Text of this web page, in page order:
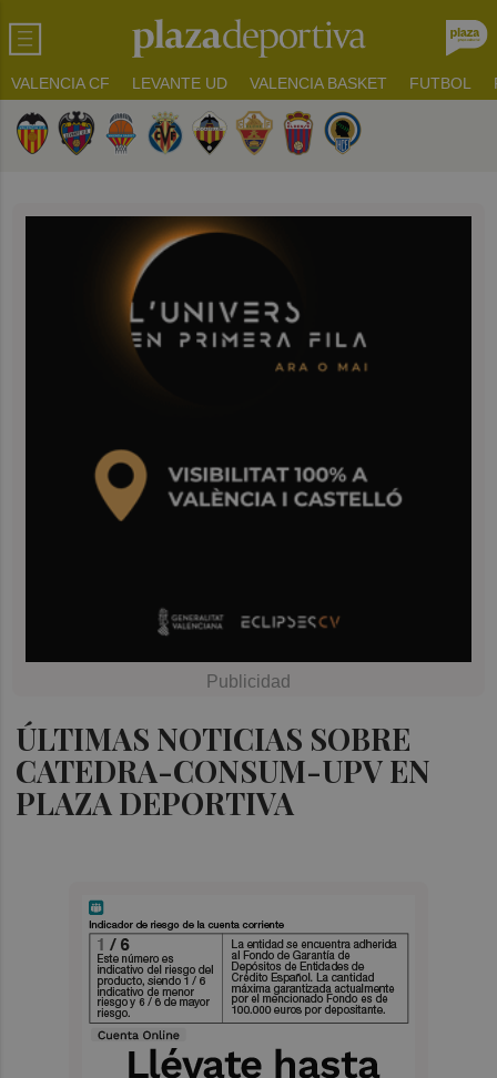
VALENCIA CF LEVANTE UD VALENCIA BASKET FUTBOL
ÚLTIMAS NOTICIAS SOBRE
CATEDRA-CONSUM-UPV EN
PLAZA DEPORTIVA